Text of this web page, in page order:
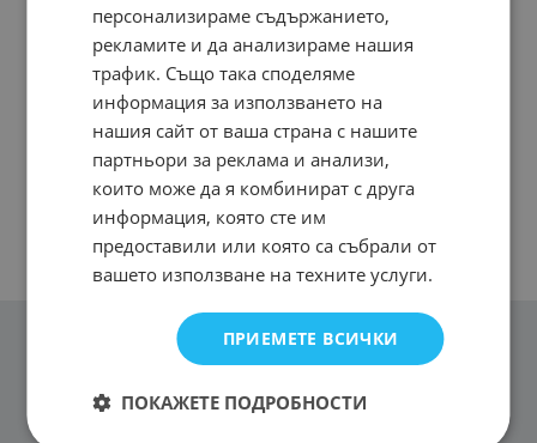
персонализираме съдържанието,
рекламите и да анализираме нашия
трафик. Също така споделяме
информация за използването на
нашия сайт от ваша страна с нашите
партньори за реклама и анализи,
които може да я комбинират с друга
информация, която сте им
предоставили или която са събрали от
вашето използване на техните услуги.
ПРИЕМЕТЕ ВСИЧКИ
ПОКАЖЕТЕ ПОДРОБНОСТИ